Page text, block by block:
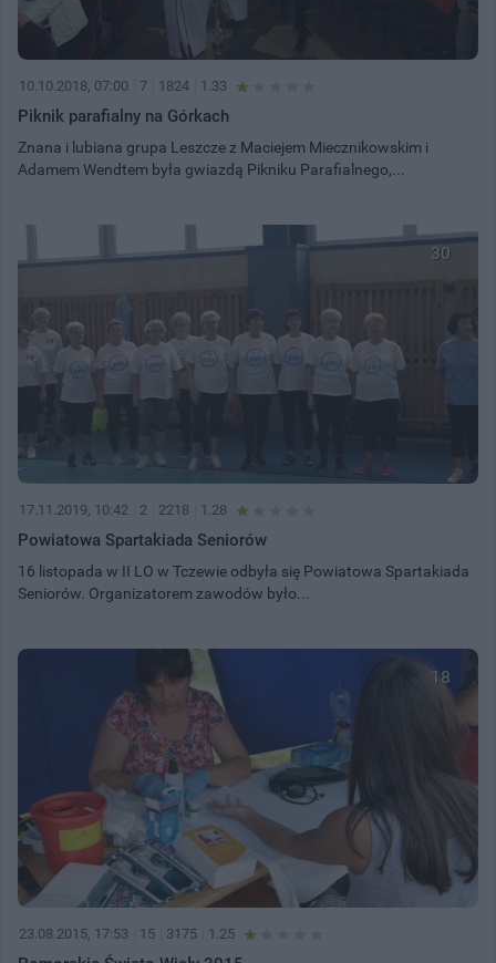
10.10.2018, 07:00 7 1824 1.33
Piknik parafialny na Górkach
Znana i lubiana grupa Leszcze z Maciejem Miecznikowskim i
Adamem Wendtem była gwiazdą Pikniku Parafialnego,...
30
17.11.2019, 10:42 2 2218 1.28
Powiatowa Spartakiada Seniorów
16 listopada w II LO w Tczewie odbyła się Powiatowa Spartakiada
Seniorów. Organizatorem zawodów było...
18
23.08.2015, 17:53 15 3175 1.25